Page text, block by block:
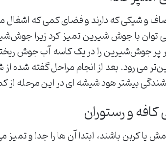
و شیکی که دارند و فضای کمی که اشغال
می توان با جوش شیرین تمیز کرد زیرا
جوش‌شیرین را در یک کاسه آب جوش ریخته و
می رود. بعد از انجام مراحل گفته شده
بیشتر هود شیشه ای در این مرحله از
و رستوران
مش یا کربن باشند، ابتدا آن ها را جدا و